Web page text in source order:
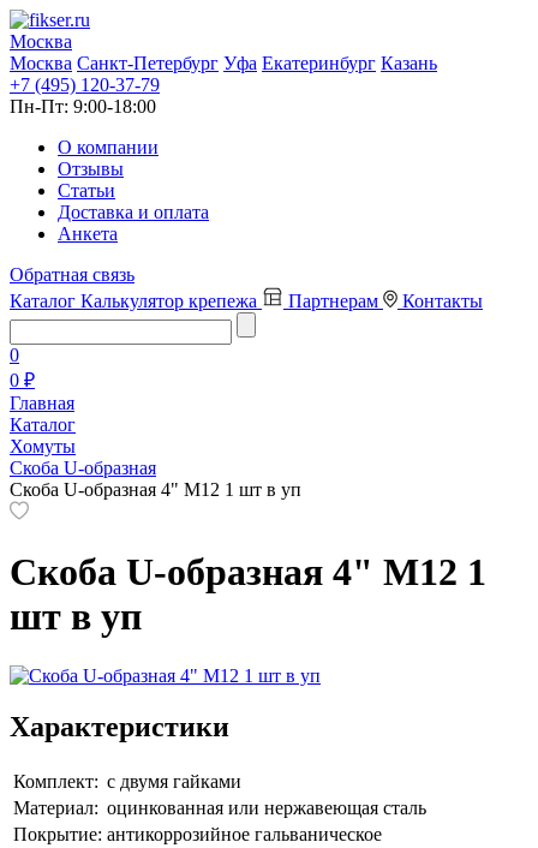
Москва
Москва Санкт-Петербург Уфа Екатеринбург Казань
+7 (495) 120-37-79
Пн-Пт: 9:00-18:00
О компании
Отзывы
Статьи
Доставка и оплата
Анкета
Обратная связь
Каталог Калькулятор крепежа Партнерам Контакты
0
0 ₽
Главная
Каталог
Хомуты
Скоба U-образная
Скоба U-образная 4" М12 1 шт в уп
Скоба U-образная 4" М12 1
шт в уп
Характеристики
Комплект: с двумя гайками
Материал: оцинкованная или нержавеющая сталь
Покрытие: антикоррозийное гальваническое